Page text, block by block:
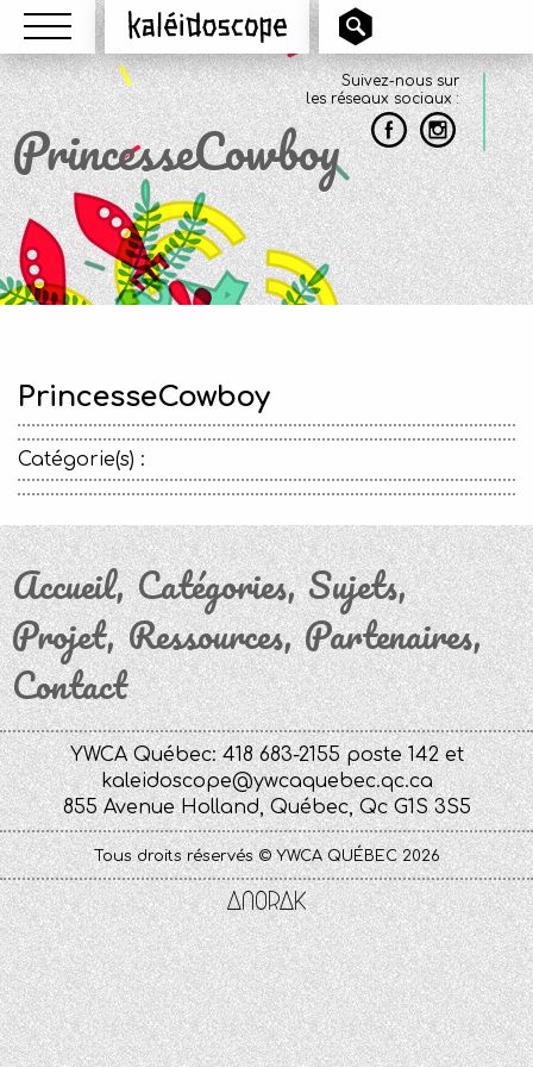
Menu Kaléidoscope
Suivez-nous sur
les réseaux sociaux :
PrincesseCowboy
PrincesseCowboy
Catégorie(s) :
Accueil Catégories Sujets
Projet Ressources Partenaires
Contact
YWCA Québec: 418 683-2155 poste 142 et
kaleidoscope@ywcaquebec.qc.ca
855 Avenue Holland, Québec, Qc G1S 3S5
Tous droits réservés © YWCA QUÉBEC 2026
Anorak
Studio